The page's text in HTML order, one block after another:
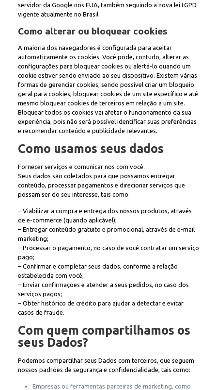
servidor da Google nos EUA, também seguindo a nova lei LGPD
vigente atualmente no Brasil.
Como alterar ou bloquear cookies
A maioria dos navegadores é configurada para aceitar
automaticamente os cookies. Você pode, contudo, alterar as
configurações para bloquear cookies ou alertá-lo quando um
cookie estiver sendo enviado ao seu dispositivo. Existem várias
formas de gerenciar cookies, sendo possível criar um bloqueio
geral para cookies, bloquear cookies de um site específico e até
mesmo bloquear cookies de terceiros em relação a um site.
Bloquear todos os cookies vai afetar o funcionamento da sua
experiência, pois não será possível identificar suas preferências
e recomendar conteúdo e publicidade relevantes.
Como usamos seus dados
Fornecer serviços e comunicar nos com você.
Seus dados são coletados para que possamos entregar
conteúdo, processar pagamentos e direcionar serviços que
possam ser do seu interesse, tais como:
– Viabilizar a compra e entrega dos nossos produtos, através
de e-commerce (quando aplicável);
– Entregar conteúdo gratuito e promocional, através de e-mail
marketing;
– Processar o pagamento, no caso de você contratar um serviço
pago;
– Confirmar e completar seus dados, conforme a relação
estabelecida com você;
– Enviar confirmações e atender a seus pedidos, no caso dos
serviços pagos;
– Obter histórico de crédito para ajudar a detectar e evitar
casos de fraude.
Com quem compartilhamos os
seus Dados?
Podemos compartilhar seus Dados com terceiros, que seguem
nossos padrões de segurança e confidencialidade, tais como:
Empresas ou ferramentas parceiras de marketing, como